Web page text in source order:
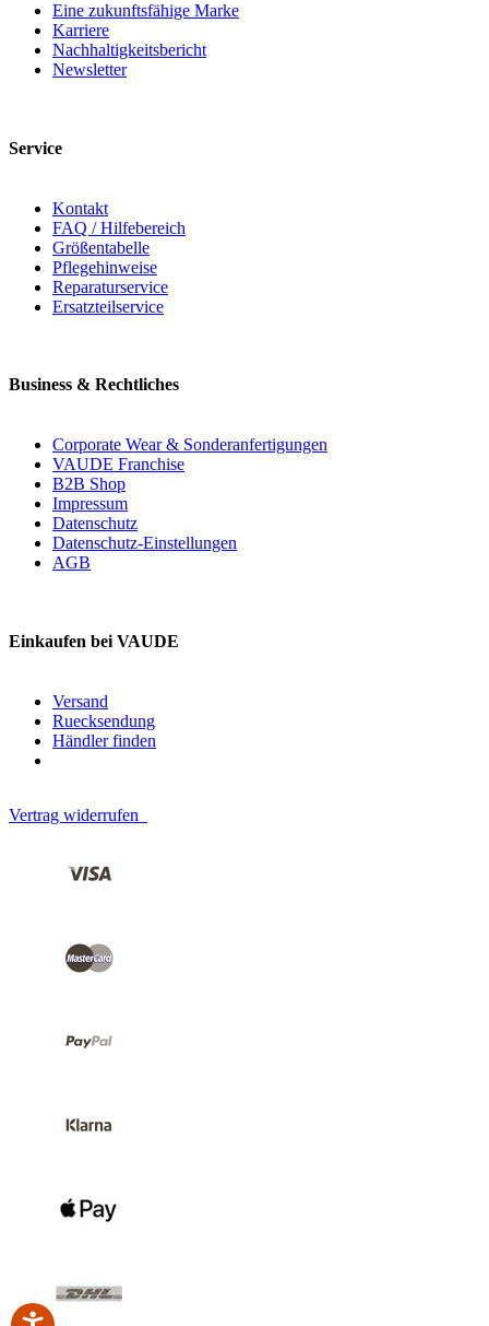
Eine zukunftsfähige Marke
Karriere
Nachhaltigkeitsbericht
Newsletter
Service
Kontakt
FAQ / Hilfebereich
Größentabelle
Pflegehinweise
Reparaturservice
Ersatzteilservice
Business & Rechtliches
Corporate Wear & Sonderanfertigungen
VAUDE Franchise
B2B Shop
Impressum
Datenschutz
Datenschutz-Einstellungen
AGB
Einkaufen bei VAUDE
Versand
Ruecksendung
Händler finden
Vertrag widerrufen